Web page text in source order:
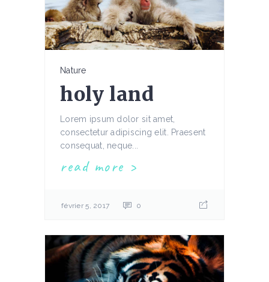
Nature
holy land
Lorem ipsum dolor sit amet,
consectetur adipiscing elit. Praesent
consequat, neque...
read more
février 5, 2017 0